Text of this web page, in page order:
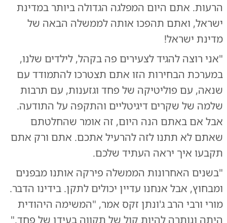
הרעות. אתם היום המפלגה הגדולה ביותר במדינת
ישראל, ואתם תהפכו אותה לממשלה הבאה של
מדינת ישראל!
"אני רוצה להגיד לצעירים פה בקהל, לילדים שלנו,
במערכת הבחירות הזו אתם תצטרכו להתמודד עם
שנאה, עם פוליטיקה של פחד וגזענות, עם תרבות
שלמה של שקרים דיגיטליים והתקפה על התודעה.
אבל אם באתם הנה היום, זה אומר שהחלטתם
שאתם לא תתנו לזה להרעיל אתכם. אתם ורק אתם
תקבעו איך יראה העתיד שלכם.
"בשנים האחרונות הממשלה פירקה אותנו מבפנים
ומבחוץ, אבל אנחנו עדיין יכולים לתקן. בידינו הדבר.
מורי ורבי הרב ג'ונתן זקס אמר, "המשימה היהודית
היתה ונותרה להיות קול של תקווה בעידן של פחד."